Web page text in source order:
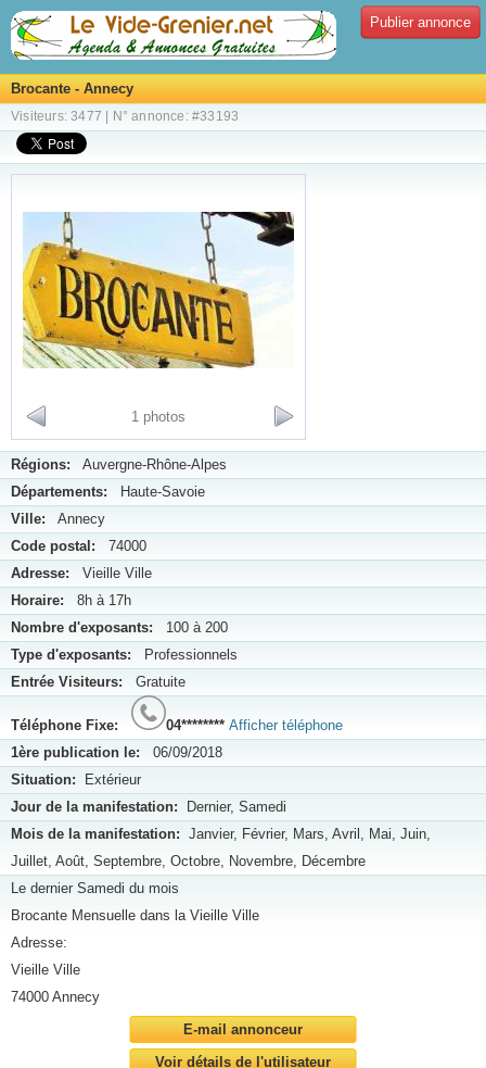
Publier annonce
Brocante - Annecy
Visiteurs: 3477 | N° annonce: #33193
1 photos
Régions: Auvergne-Rhône-Alpes
Départements: Haute-Savoie
Ville: Annecy
Code postal: 74000
Adresse: Vieille Ville
Horaire: 8h à 17h
Nombre d'exposants: 100 à 200
Type d'exposants: Professionnels
Entrée Visiteurs: Gratuite
Téléphone Fixe: 04******** Afficher téléphone
1ère publication le: 06/09/2018
Situation: Extérieur
Jour de la manifestation: Dernier, Samedi
Mois de la manifestation: Janvier, Février, Mars, Avril, Mai, Juin,
Juillet, Août, Septembre, Octobre, Novembre, Décembre
Le dernier Samedi du mois
Brocante Mensuelle dans la Vieille Ville
Adresse:
Vieille Ville
74000 Annecy
E-mail annonceur
Voir détails de l'utilisateur